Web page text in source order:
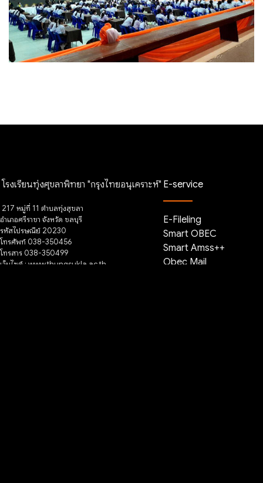
โรงเรียนทุ่งศุขลาพิทยา "กรุงไทยอนุเคราะห์"
217 หมู่ที่ 11 ตำบลทุ่งสุขลา
อำเภอศรีราชา จังหวัด ชลบุรี
รหัสไปรษณีย์ 20230
โทรศัพท์ 038-350456
โทรสาร 038-350499
เว็บไซต์ : www.thungsukla.ac.th
E-service
E-Fileling
Smart OBEC
Smart Amss++
Obec Mail